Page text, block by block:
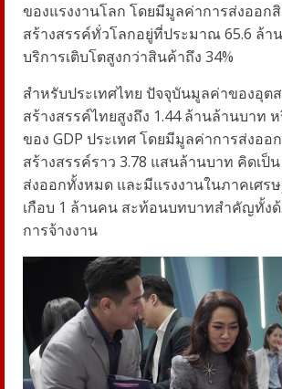
ของแรงงานโลก โดยมีมูลค่าการส่งออก
สร้างสรรค์ทั่วโลกอยู่ที่ประมาณ 65.6 ล้า
บริการเติบโตสูงกว่าสินค้าถึง 34%
สำหรับประเทศไทย ปัจจุบันมูลค่าของอุต
สร้างสรรค์ไทยสูงถึง 1.44 ล้านล้านบาท
ของ GDP ประเทศ โดยมีมูลค่าการส่งออ
สร้างสรรค์ราว 3.78 แสนล้านบาท คิดเป็
ส่งออกทั้งหมด และมีแรงงานในภาคเศร
เกือบ 1 ล้านคน สะท้อนบทบาทสำคัญทั้งด้
การจ้างงาน